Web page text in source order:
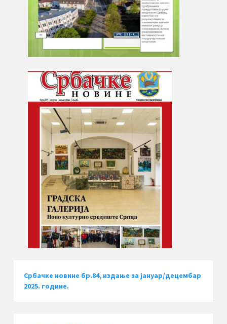
Србачке новине бр.84, издање за јануар/децембар
2025. године.